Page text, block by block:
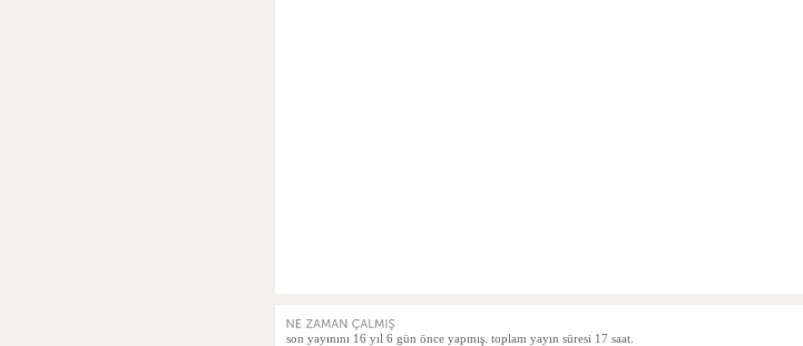
son yayınını 16 yıl 6 gün önce yapmış. toplam yayın süresi 17 saat.